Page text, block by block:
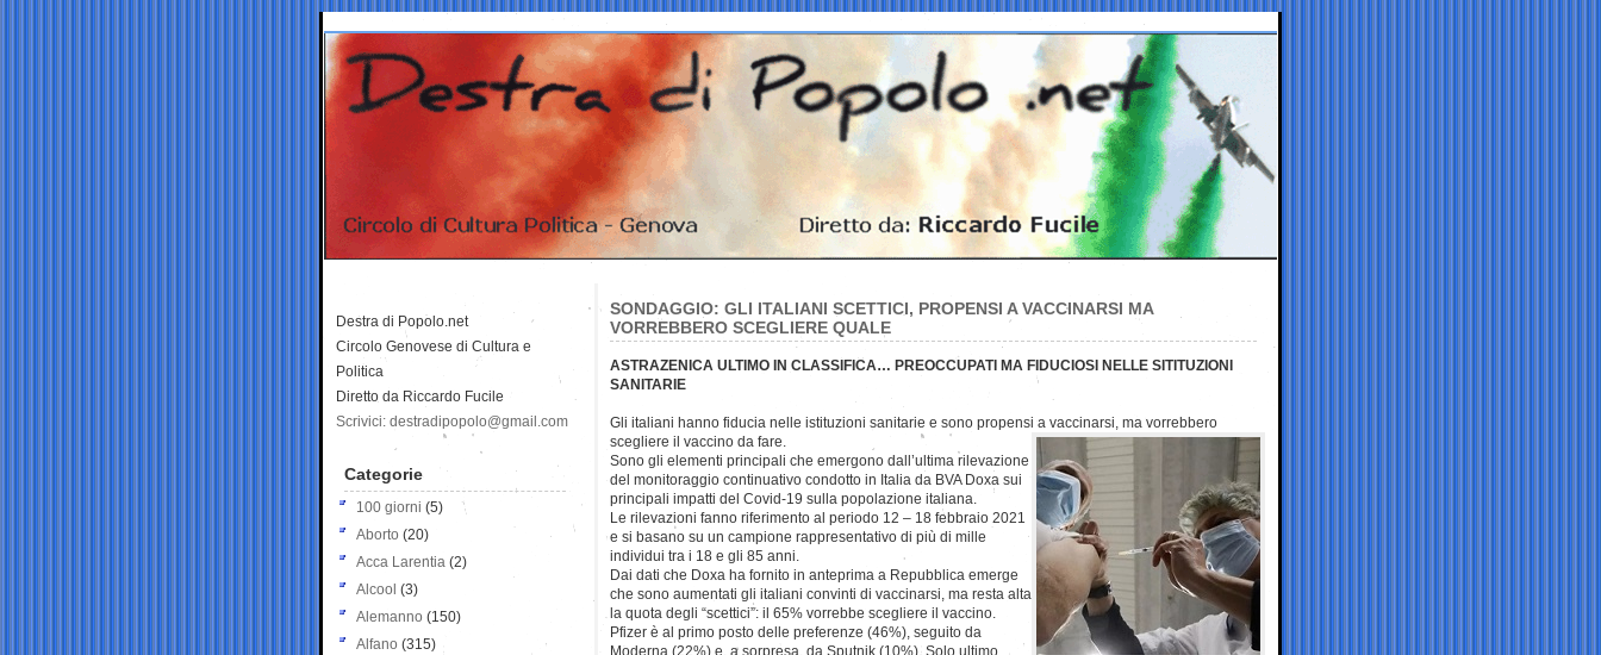
SONDAGGIO: GLI ITALIANI SCETTICI, PROPENSI A VACCINARSI MA
VORREBBERO SCEGLIERE QUALE
ASTRAZENICA ULTIMO IN CLASSIFICA… PREOCCUPATI MA FIDUCIOSI NELLE SITITUZIONI
SANITARIE
Gli italiani hanno fiducia nelle istituzioni sanitarie e sono propensi a vaccinarsi, ma vorrebbero
scegliere il vaccino da fare.
Sono gli elementi principali che emergono dall’ultima rilevazione
del monitoraggio continuativo condotto in Italia da BVA Doxa sui
principali impatti del Covid-19 sulla popolazione italiana.
Le rilevazioni fanno riferimento al periodo 12 – 18 febbraio 2021
e si basano su un campione rappresentativo di più di mille
individui tra i 18 e gli 85 anni.
Dai dati che Doxa ha fornito in anteprima a Repubblica emerge
che sono aumentati gli italiani convinti di vaccinarsi, ma resta alta
la quota degli “scettici”: il 65% vorrebbe scegliere il vaccino.
Pfizer è al primo posto delle preferenze (46%), seguito da
Moderna (22%) e, a sorpresa, da Sputnik (10%). Solo ultimo
Destra di Popolo.net
Circolo Genovese di Cultura e
Politica
Diretto da Riccardo Fucile
Scrivici: destradipopolo@gmail.com
Categorie
100 giorni (5)
Aborto (20)
Acca Larentia (2)
Alcool (3)
Alemanno (150)
Alfano (315)